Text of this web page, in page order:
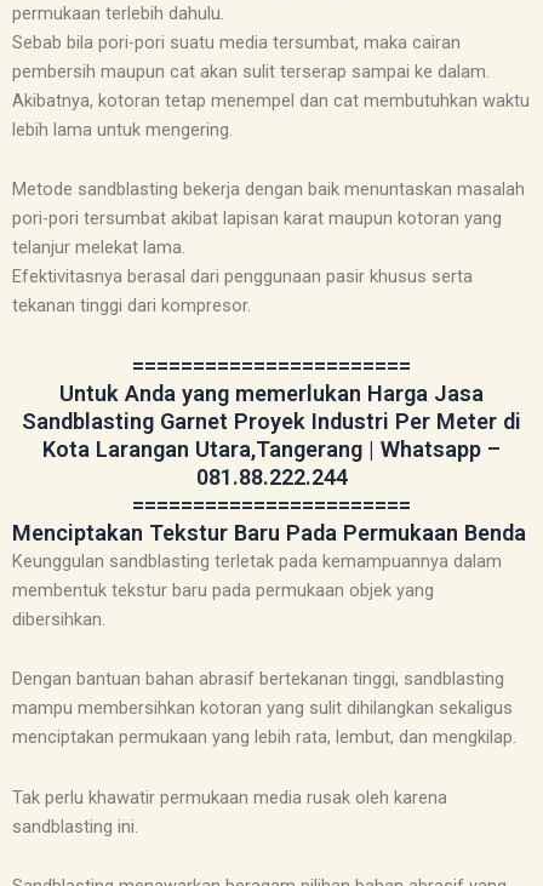
permukaan terlebih dahulu.
Sebab bila pori-pori suatu media tersumbat, maka cairan
pembersih maupun cat akan sulit terserap sampai ke dalam.
Akibatnya, kotoran tetap menempel dan cat membutuhkan waktu
lebih lama untuk mengering.
Metode sandblasting bekerja dengan baik menuntaskan masalah
pori-pori tersumbat akibat lapisan karat maupun kotoran yang
telanjur melekat lama.
Efektivitasnya berasal dari penggunaan pasir khusus serta
tekanan tinggi dari kompresor.
=======================
Untuk Anda yang memerlukan Harga Jasa
Sandblasting Garnet Proyek Industri Per Meter di
Kota Larangan Utara,Tangerang | Whatsapp –
081.88.222.244
=======================
Menciptakan Tekstur Baru Pada Permukaan Benda
Keunggulan sandblasting terletak pada kemampuannya dalam
membentuk tekstur baru pada permukaan objek yang
dibersihkan.
Dengan bantuan bahan abrasif bertekanan tinggi, sandblasting
mampu membersihkan kotoran yang sulit dihilangkan sekaligus
menciptakan permukaan yang lebih rata, lembut, dan mengkilap.
Tak perlu khawatir permukaan media rusak oleh karena
sandblasting ini.